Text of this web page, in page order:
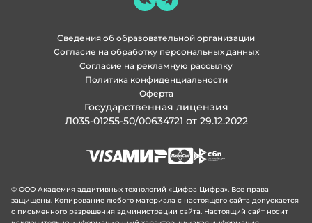
Политика конфиденциальности
Согласие на рекламную рассылку
Согласие на обработку персональных данных
Сведения об образовательной организации
Оферта
Государственная лицензия
Л035-01255-50/00634721 от 29.12.2022
© ООО Академия аддитивных технологий «Цифра Цифра». Все права
защищены. Копирование любого материала с настоящего сайта допускается
с письменного разрешения администрации сайта. Настоящий сайт носит